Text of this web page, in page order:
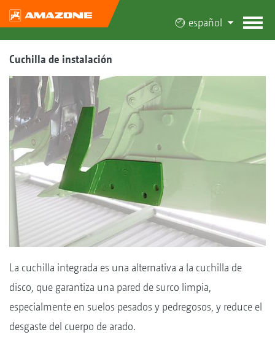
español
Cuchilla de instalación
La cuchilla integrada es una alternativa a la cuchilla de
disco, que garantiza una pared de surco limpia,
especialmente en suelos pesados y pedregosos, y reduce el
desgaste del cuerpo de arado.